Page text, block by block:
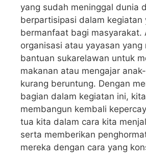
yang sudah meninggal dunia
berpartisipasi dalam kegiatan
bermanfaat bagi masyarakat.
organisasi atau yayasan yang
bantuan sukarelawan untuk
makanan atau mengajar
kurang beruntung. Dengan
bagian dalam kegiatan ini,
membangun kembali
tua kita dalam cara kita
serta memberikan
mereka dengan cara yang